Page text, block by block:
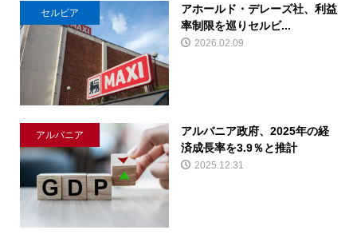
セルビア
アホールド・デレーズ社、利益
率制限を巡りセルビ...
2026.02.09
アルバニア
アルバニア政府、2025年の経
済成長率を3.9％と推計
2025.12.31